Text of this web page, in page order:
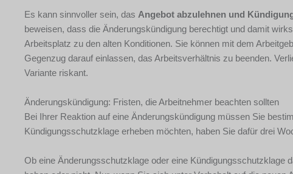
Es kann sinnvoller sein, das Angebot abzulehnen und
beweisen, dass die Änderungskündigung berechtigt und damit
Arbeitsplatz zu den alten Konditionen. Sie können mit dem
Gegenzug darauf einlassen, das Arbeitsverhältnis zu beenden.
Variante riskant.
Änderungskündigung: Fristen, die Arbeitnehmer beachten sollten
Bei Ihrer Reaktion auf eine Änderungskündigung müssen Sie
Kündigungsschutzklage erheben möchten, haben Sie dafür drei
Ob eine Änderungsschutzklage oder eine Kündigungsschutzklage